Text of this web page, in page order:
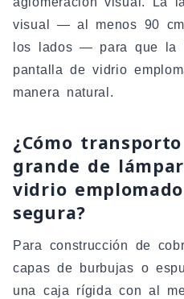
visual — al menos 90
los lados — para que la
pantalla de vidrio
manera natural.
¿Cómo
grande de
vidrio
segura?
Para construcción de
capas de burbujas o
una caja rígida con al